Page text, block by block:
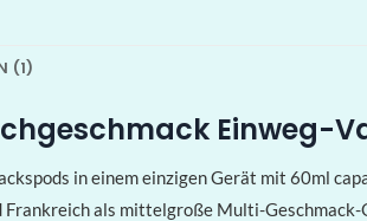
(1)
Einweg-
in einem einzigen Gerät mit 60ml
als mittelgroße Multi-